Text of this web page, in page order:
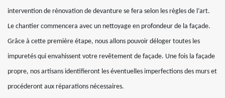
intervention de rénovation de devanture se fera selon les règles de l’art.
Le chantier commencera avec un nettoyage en profondeur de la façade.
Grâce à cette première étape, nous allons pouvoir déloger toutes les
impuretés qui envahissent votre revêtement de façade. Une fois la façade
propre, nos artisans identifieront les éventuelles imperfections des murs et
procéderont aux réparations nécessaires.